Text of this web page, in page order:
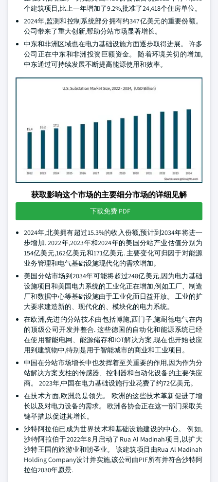
个建筑项目,比上一年增加了9.2%,批准了24,418个住房单位。
2024年,监测和控制系统部分拥有约347亿美元的重要份额。
公司带来了重大创新,帮助分站市场显著增长。
中东和非洲区域也在电力基础设施方面逐步取得进展。 许多
公司正在中东和非洲投资巨额资金。 随着环境关切的增加,
中东通过可持续发展不断提高能源使用和效率。
获取影响这个市场的主要细分市场的详细见解
下载免费 PDF
2024年,北美拥有超过15.3%的收入份额,预计到2034年将进一
步增加. 2022年,2023年和2024年的美国分站产业估值分别为
154亿美元,162亿美元和171亿美元. 主要变化可归因于对能源
业务管理和电气基础设施现代化的需求增加。
美国分站市场到2034年可能将超过248亿美元,因为电力基础
设施项目和美国电力系统的工业化正在增加,例如工厂、制造
厂和数据中心等基础设施由于工业化而日益开放。 工业的扩
大要求建造新的、现代化的、模块化的电力系统。
在欧洲,先进的分站技术由包括博施,西门子,施耐德电气在内
的顶级公司开发并整合. 这些德国的自动化和能源系统已经
在使用智能电网、能源储存和IOT解决方案,现在也开始被应
用到建筑物中,特别是用于智能城市的商业和工业项目。
中国在分站市场增长中也发挥着至关重要的作用,因为作为分
站解决方案支柱的传感器、控制器和自动化设备的主要供应
商。 2023年,中国在电力基础设施行业花费了约72亿美元。
在技术方面,欧洲总是领先。 欧洲的这些技术革新促进了增
长以及对电力设备的需求。 欧洲各协会正在这一部门采取关
键举措,以促进其增长。
沙特阿拉伯已成为世界技术和基础设施建设的中心。 例如,
沙特阿拉伯于2022年8月启动了Rua Al Madinah项目,以扩大
沙特王国的旅游业和朝圣业。 该建筑项目由Rua Al Madinah
Holding Company设计并实施,该公司由PIF所有并符合沙特阿
拉伯2030年愿景.